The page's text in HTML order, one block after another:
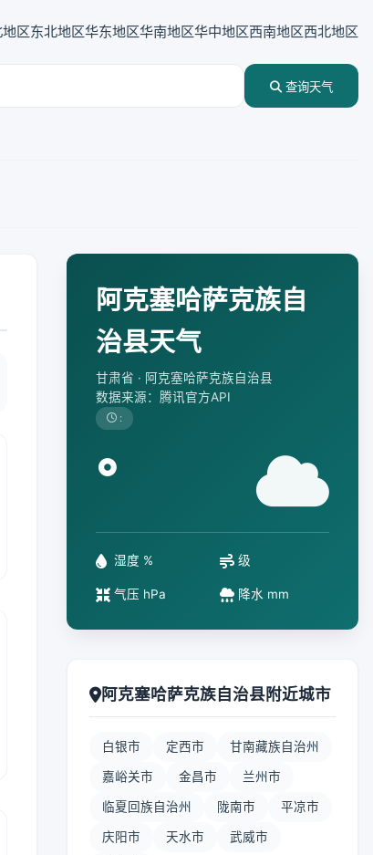
区东北地区华东地区华南地区华中地区西南地区西北地区
查询天气
阿克塞哈萨克族自
治县天气
甘肃省 · 阿克塞哈萨克族自治县
数据来源：腾讯官方API
:
°
湿度 % 级
气压 hPa 降水 mm
阿克塞哈萨克族自治县附近城市
白银市 定西市 甘南藏族自治州
嘉峪关市 金昌市 兰州市
临夏回族自治州 陇南市 平凉市
庆阳市 天水市 武威市